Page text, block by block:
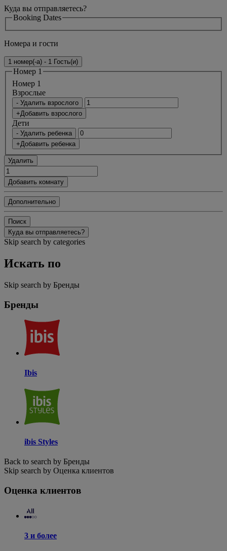
Куда вы отправляетесь?
Booking Dates
Номера и гости
1 номер(-а) - 1 Гость(и)
Номер 1
Номер 1
Bзрослые
- Удалить взрослого
+Добавить взрослого
Дети
- Удалить ребенка
+Добавить ребенка
Удалить
Добавить комнату
Дополнительно
Поиск
Куда вы отправляетесь?
Skip search by categories
Искать по
Skip search by Бренды
Бренды
Ibis
ibis Styles
Back to search by Бренды
Skip search by Оценка клиентов
Оценка клиентов
3 и более